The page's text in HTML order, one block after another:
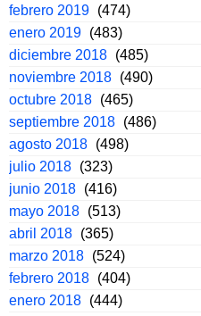
febrero 2019 (474)
enero 2019 (483)
diciembre 2018 (485)
noviembre 2018 (490)
octubre 2018 (465)
septiembre 2018 (486)
agosto 2018 (498)
julio 2018 (323)
junio 2018 (416)
mayo 2018 (513)
abril 2018 (365)
marzo 2018 (524)
febrero 2018 (404)
enero 2018 (444)